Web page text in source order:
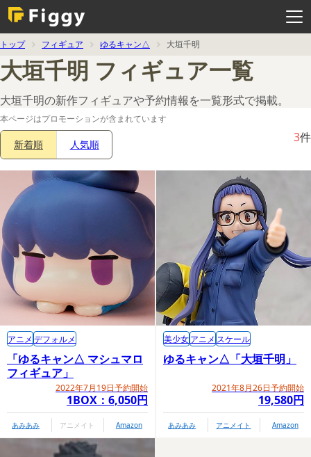
ー
トップ フィギュア ゆるキャン△ 大垣千明
大垣千明 フィギュア一覧
大垣千明の新作フィギュアや予約情報を一覧形式で掲載。
本ページはプロモーションが含まれています
新着順 人気順 3件
「ゆるキャン△ マシュマロ
フィギュア」
2022年7月19日予約開始
1BOX：6,050円
アニメ デフォルメ
あみあみ アニメイト Amazon
ゆるキャン△「大垣千明」
2021年8月26日予約開始
19,580円
美少女アニメ スケール
あみあみ アニメイト Amazon